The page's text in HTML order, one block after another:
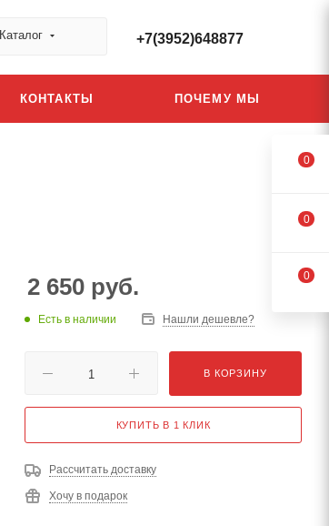
Каталог +7(3952)648877
КОНТАКТЫ ПОЧЕМУ МЫ
2 650 руб.
Есть в наличии Нашли дешевле?
В КОРЗИНУ
КУПИТЬ В 1 КЛИК
Рассчитать доставку
Хочу в подарок
0
0
0